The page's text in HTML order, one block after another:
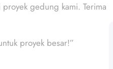
gedung kami. Terima
proyek besar!”